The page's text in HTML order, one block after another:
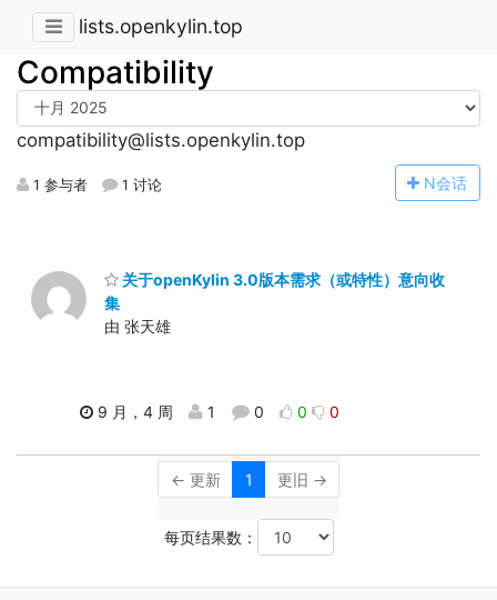
lists.openkylin.top
Compatibility
compatibility@lists.openkylin.top
1 参与者 1 讨论 N会话
关于openKylin 3.0版本需求（或特性）意向收
集
由 张天雄
9 月，4 周 1 0 0 0
← 更新 1 更旧 →
每页结果数：